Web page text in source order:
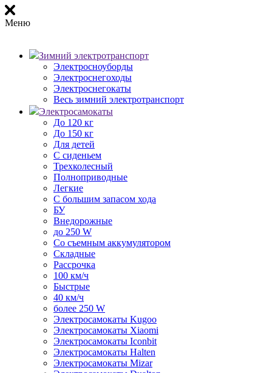
Меню
Зимний электротранспорт
Электросноуборды
Электроснегоходы
Электроснегокаты
Весь зимний электротранспорт
Электросамокаты
До 120 кг
До 150 кг
Для детей
С сиденьем
Трехколесный
Полноприводные
Легкие
С большим запасом хода
БУ
Внедорожные
до 250 W
Со съемным аккумулятором
Складные
Рассрочка
100 км/ч
Быстрые
40 км/ч
более 250 W
Электросамокаты Kugoo
Электросамокаты Xiaomi
Электросамокаты Iconbit
Электросамокаты Halten
Электросамокаты Mizar